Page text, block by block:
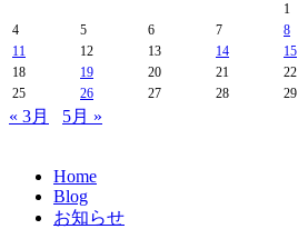
1
4
5 6 7 8
11
12 13 14 15
18
19 20 21 22
25
26 27 28 29
« 3月 5月 »
Home
Blog
お知らせ